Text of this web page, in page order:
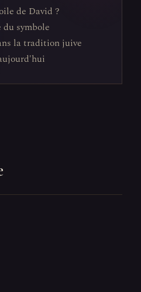
de David ?
symbole
la tradition juive